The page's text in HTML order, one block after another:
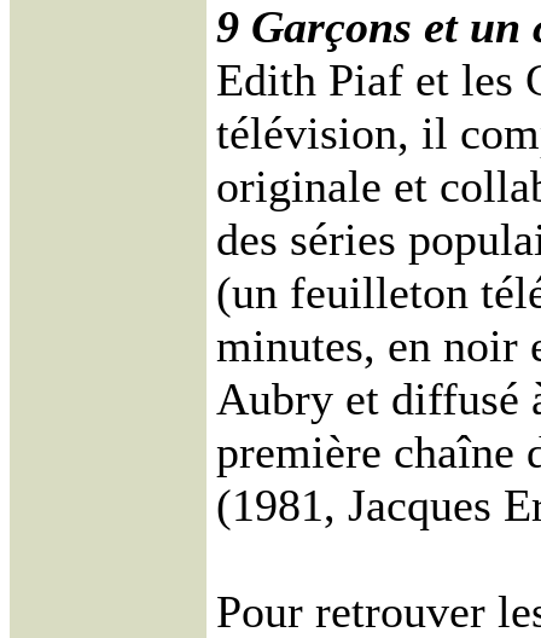
9 Garçons et un
Edith Piaf et les
télévision, il
originale et
des séries
(un feuilleton
minutes, en noir
Aubry et diffusé
première chaîne
(1981, Jacques
Pour retrouver